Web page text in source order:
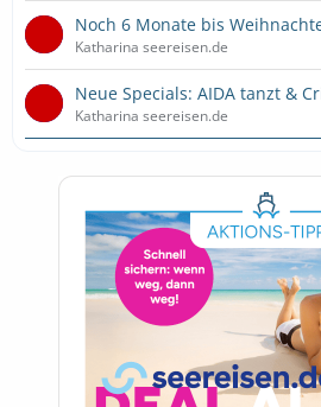
Noch 6 Monate bis
Katharina seereisen.de
Neue Specials: AIDA tanzt &
Katharina seereisen.de